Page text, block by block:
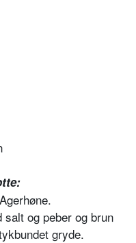
salt og peber og brun
gryde.